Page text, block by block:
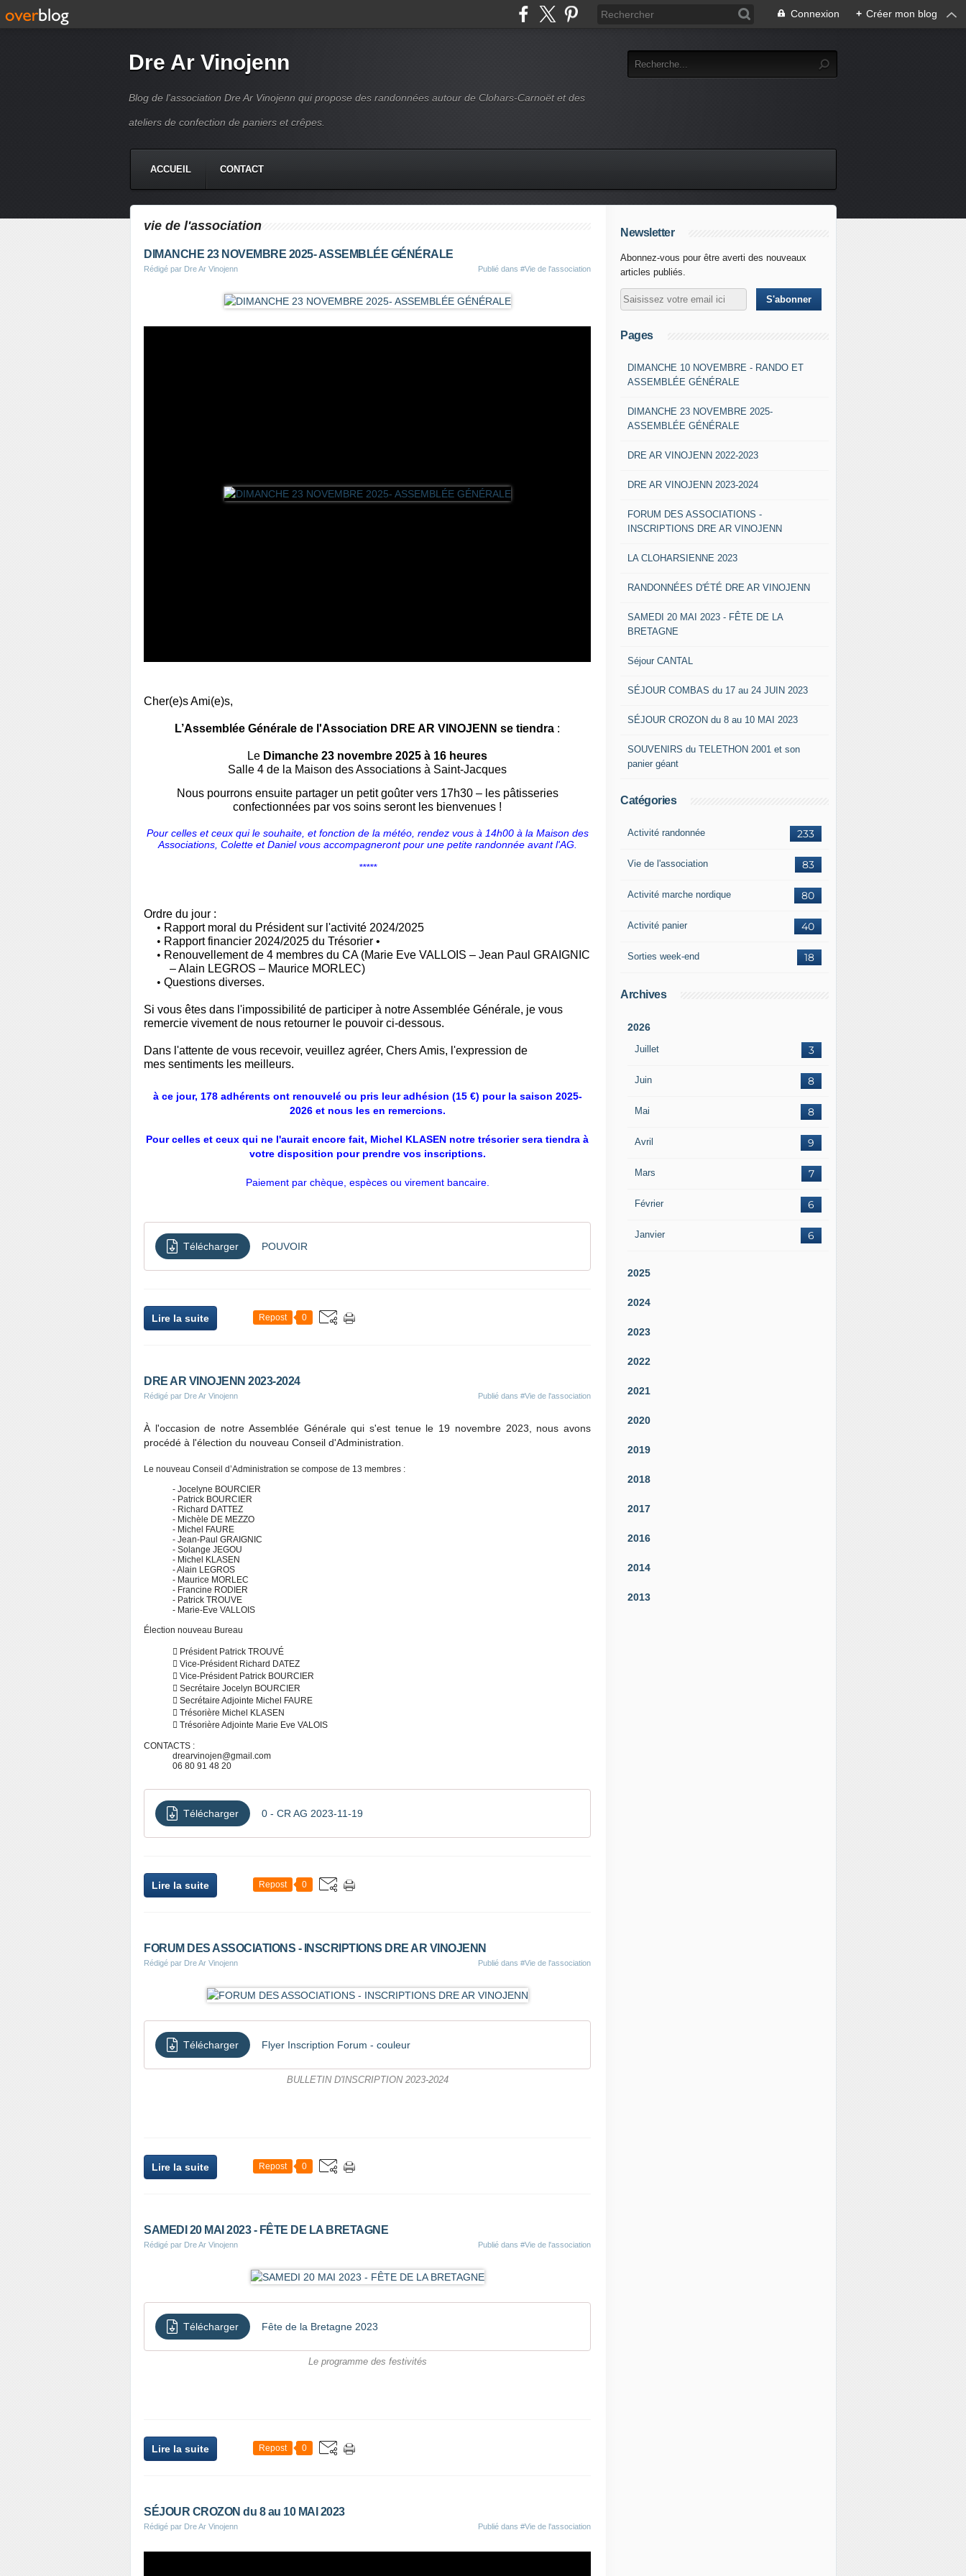
Connexion + Créer mon blog
Dre Ar Vinojenn
Blog de l'association Dre Ar Vinojenn qui propose des randonnées autour de Clohars-Carnoët et des
ateliers de confection de paniers et crêpes.
ACCUEIL CONTACT
vie de l'association
DIMANCHE 23 NOVEMBRE 2025- ASSEMBLÉE GÉNÉRALE
Rédigé par Dre Ar Vinojenn Publié dans #Vie de l'association
Cher(e)s Ami(e)s,
L’Assemblée Générale de l'Association DRE AR VINOJENN se tiendra :
Le Dimanche 23 novembre 2025 à 16 heures
Salle 4 de la Maison des Associations à Saint-Jacques
Nous pourrons ensuite partager un petit goûter vers 17h30 – les pâtisseries
confectionnées par vos soins seront les bienvenues !
Pour celles et ceux qui le souhaite, et fonction de la météo, rendez vous à 14h00 à la Maison des
Associations, Colette et Daniel vous accompagnerontpour une petite randonnée avant l'AG.
*****
Ordre du jour :
• Rapport moral du Président sur l'activité 2024/2025
• Rapport financier 2024/2025 du Trésorier •
• Renouvellement de 4 membres du CA (Marie Eve VALLOIS – Jean Paul GRAIGNIC
– Alain LEGROS – Maurice MORLEC)
• Questions diverses.
Si vous êtes dans l'impossibilité de participer à notre Assemblée Générale, je vous
remercie vivement de nous retourner le pouvoir ci-dessous.
Dans l'attente de vous recevoir, veuillez agréer, Chers Amis, l'expression de
mes sentiments les meilleurs.
à ce jour, 178 adhérents ont renouvelé ou pris leur adhésion (15 €) pour la saison 2025-
2026 et nous les en remercions.
Pour celles et ceux qui ne l'aurait encore fait, Michel KLASEN notre trésorier sera tiendra à
votre disposition pour prendre vos inscriptions.
Paiement par chèque, espèces ou virement bancaire.
Télécharger POUVOIR
Lire la suite Repost 0
DRE AR VINOJENN 2023-2024
Rédigé par Dre Ar Vinojenn Publié dans #Vie de l'association
À l'occasion de notre Assemblée Générale qui s'est tenue le 19 novembre 2023, nous avons
procédé à l'élection du nouveau Conseil d'Administration.
Le nouveau Conseil d’Administration se compose de 13 membres :
- Jocelyne BOURCIER
- Patrick BOURCIER
- Richard DATTEZ
- Michèle DE MEZZO
- Michel FAURE
- Jean-Paul GRAIGNIC
- Solange JEGOU
- Michel KLASEN
- Alain LEGROS
- Maurice MORLEC
- Francine RODIER
- Patrick TROUVE
- Marie-Eve VALLOIS
Élection nouveau Bureau
􀀀 Président Patrick TROUVÉ
􀀀 Vice-Président Richard DATEZ
􀀀 Vice-Président Patrick BOURCIER
􀀀 Secrétaire Jocelyn BOURCIER
􀀀 Secrétaire Adjointe Michel FAURE
􀀀 Trésorière Michel KLASEN
􀀀 Trésorière Adjointe Marie Eve VALOIS
CONTACTS :
drearvinojen@gmail.com
06 80 91 48 20
Télécharger 0 - CR AG 2023-11-19
Lire la suite Repost 0
FORUM DES ASSOCIATIONS - INSCRIPTIONS DRE AR VINOJENN
Rédigé par Dre Ar Vinojenn Publié dans #Vie de l'association
Télécharger Flyer Inscription Forum - couleur
BULLETIN D'INSCRIPTION 2023-2024
Lire la suite Repost 0
SAMEDI 20 MAI 2023 - FÊTE DE LA BRETAGNE
Rédigé par Dre Ar Vinojenn Publié dans #Vie de l'association
Télécharger Fête de la Bretagne 2023
Le programme des festivités
Lire la suite Repost 0
SÉJOUR CROZON du 8 au 10 MAI 2023
Rédigé par Dre Ar Vinojenn Publié dans #Vie de l'association
Newsletter
Abonnez-vous pour être averti des nouveaux
articles publiés.
Pages
DIMANCHE 10 NOVEMBRE - RANDO ET
ASSEMBLÉE GÉNÉRALE
DIMANCHE 23 NOVEMBRE 2025-
ASSEMBLÉE GÉNÉRALE
DRE AR VINOJENN 2022-2023
DRE AR VINOJENN 2023-2024
FORUM DES ASSOCIATIONS -
INSCRIPTIONS DRE AR VINOJENN
LA CLOHARSIENNE 2023
RANDONNÉES D'ÉTÉ DRE AR VINOJENN
SAMEDI 20 MAI 2023 - FÊTE DE LA
BRETAGNE
Séjour CANTAL
SÉJOUR COMBAS du 17 au 24 JUIN 2023
SÉJOUR CROZON du 8 au 10 MAI 2023
SOUVENIRS du TELETHON 2001 et son
panier géant
Catégories
233
Activité randonnée
83
Vie de l'association
80
Activité marche nordique
40
Activité panier
18
Sorties week-end
Archives
2026
Juillet 3
Juin 8
Mai 8
Avril 9
Mars 7
Février 6
Janvier 6
2025
2024
2023
2022
2021
2020
2019
2018
2017
2016
2014
2013